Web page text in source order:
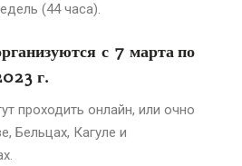
(44 часа).
с 7 мартапо
г.
проходить онлайн, или очно
Бельцах, Кагуле и